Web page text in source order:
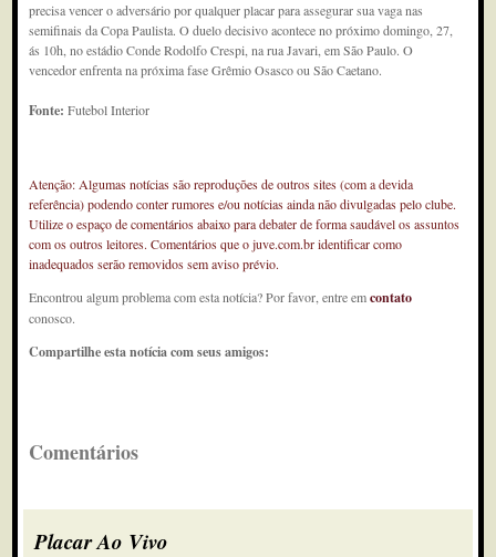
precisa vencer o adversário por qualquer placar para assegurar sua vaga nas
semifinais da Copa Paulista. O duelo decisivo acontece no próximo domingo, 27,
ás 10h, no estádio Conde Rodolfo Crespi, na rua Javari, em São Paulo. O
vencedor enfrenta na próxima fase Grêmio Osasco ou São Caetano.
Fonte:Futebol Interior
Atenção: Algumas notícias são reproduções de outros sites (com a devida
referência) podendo conter rumores e/ou notícias ainda não divulgadas pelo clube.
Utilize o espaço de comentários abaixo para debater de forma saudável os assuntos
com os outros leitores. Comentários que o juve.com.br identificar como
inadequados serão removidos sem aviso prévio.
Encontrou algum problema com esta notícia? Por favor, entre emcontato
conosco.
Compartilhe esta notícia com seus amigos:
Comentários
Placar Ao Vivo